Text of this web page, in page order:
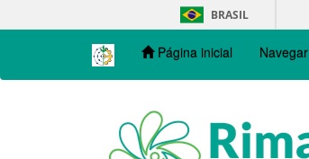
navigation
BRASIL
Página inicial Navegar